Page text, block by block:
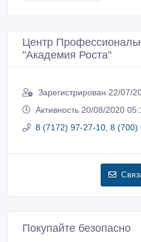
Центр
"Академия Роста"
Зарегистрирован 22/07/
Активность 20/08/2020
8 (7172) 97-27-10, 8 (700)
Покупайте безопасно